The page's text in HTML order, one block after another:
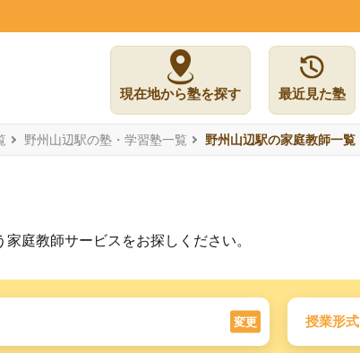
現在地から塾を探す 最近見た塾
野州山辺駅の塾・学習塾一覧 野州山辺駅の家庭教師一覧
庭教師サービスをお探しください。
変更 授業形式